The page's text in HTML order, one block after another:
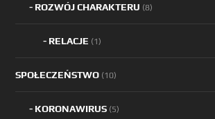
ROZWÓJ CHARAKTERU (8)
RELACJE (1)
SPOŁECZEŃSTWO (10)
KORONAWIRUS (5)